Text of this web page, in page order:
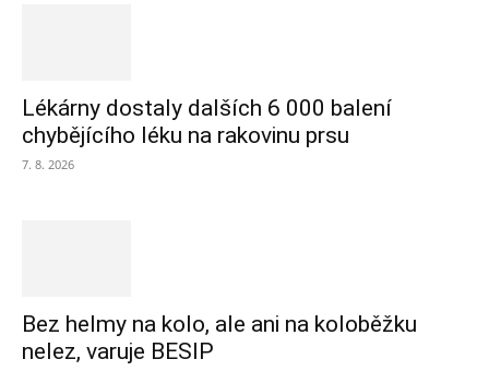
Lékárny dostaly dalších 6 000 balení
chybějícího léku na rakovinu prsu
7. 8. 2026
Bez helmy na kolo, ale ani na koloběžku
nelez, varuje BESIP